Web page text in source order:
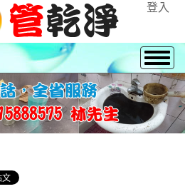
登入